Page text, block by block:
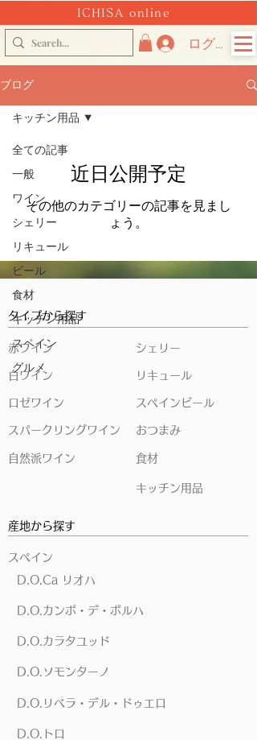
ログイン
ICHISA online
ブログ
全ての記事
一般
ワイン
シェリー
リキュール
ビール
食材
キッチン用品
スペイン
グルメ
キッチン用品
近日公開予定
その他のカテゴリーの記事を見まし
ょう。
タイプから探す
赤ワイン
白ワイン
ロゼワイン
スパークリングワイン
自然派ワイン
シェリー
リキュール
スペインビール
おつまみ
食材
キッチン用品
産地から探す
スペイン
D.O.Ca リオハ
D.O.カンポ・デ・ボルハ
D.O.カラタユッド
D.O.ソモンターノ
D.O.リベラ・デル・ドゥエロ
D.O.トロ